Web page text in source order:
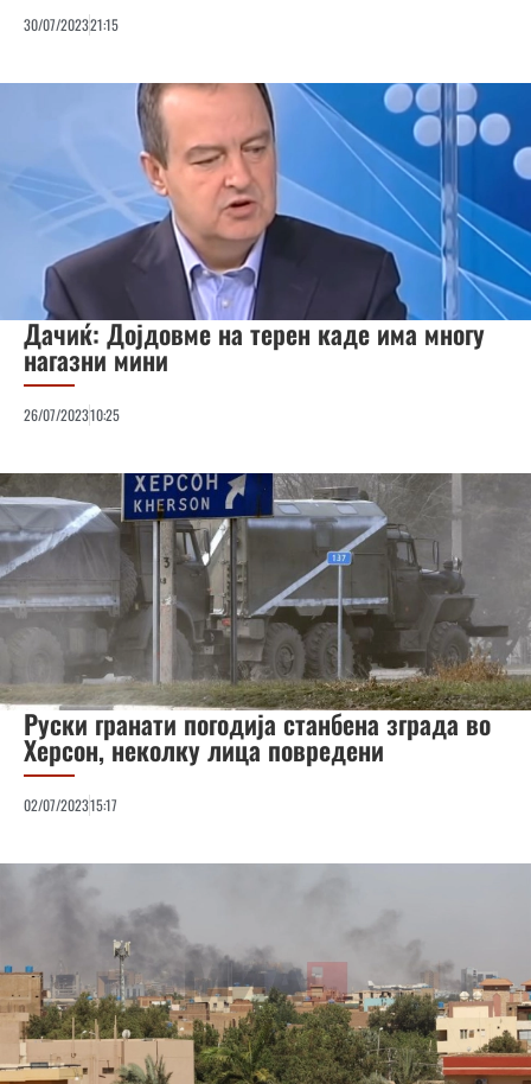
30/07/202321:15
Дачиќ: Дојдовме на терен каде има многу
нагазни мини
26/07/202310:25
Руски гранати погодија станбена зграда во
Херсон, неколку лица повредени
02/07/202315:17